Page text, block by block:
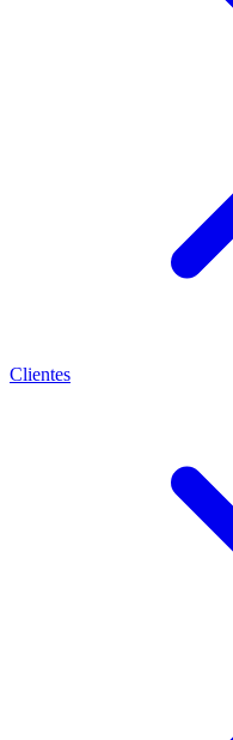
Clientes